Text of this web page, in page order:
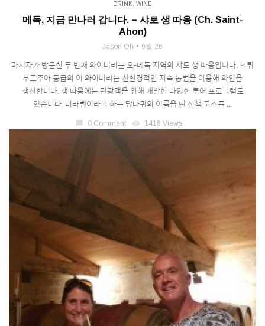
DRINK, WINE
메독, 지금 만나러 갑니다. – 샤토 생 따옹 (Ch. Saint-
Ahon)
Jason Oh 9월 26
마시자가 방문한 두 번째 와이너리는 오-메독 지역의 샤토 생 따옹입니다. 크뤼
부르주아 등급의 이 와이너리는 친환경적인 지속 농법을 이용해 와인을
생산합니다. 생 따옹에는 관광객을 위해 개발한 다양한 투어 프로그램도
있습니다. 미라벨이라고 하는 당나귀의 이름을 딴 산책 코스를 ...
chat_bubble 0 Comment visibility 1418 Views